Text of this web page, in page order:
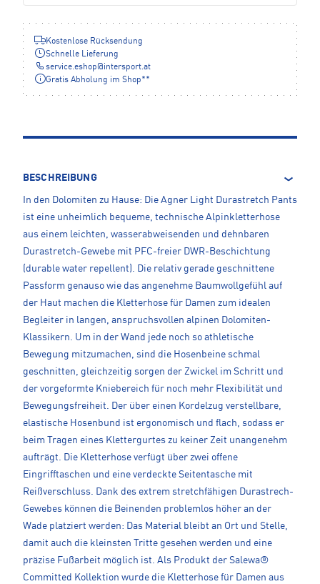
Kostenlose Rücksendung
Schnelle Lieferung
service.eshop@ intersport.at
Gratis Abholung im Shop**
BESCHREIBUNG
In den Dolomiten zu Hause: Die Agner Light Durastretch Pants
ist eine unheimlich bequeme, technische Alpinkletterhose
aus einem leichten, wasserabweisenden und dehnbaren
Durastretch-Gewebe mit PFC-freier DWR-Beschichtung
(durable water repellent). Die relativ gerade geschnittene
Passform genauso wie das angenehme Baumwollgefühl auf
der Haut machen die Kletterhose für Damen zum idealen
Begleiter in langen, anspruchsvollen alpinen Dolomiten-
Klassikern. Um in der Wand jede noch so athletische
Bewegung mitzumachen, sind die Hosenbeine schmal
geschnitten, gleichzeitig sorgen der Zwickel im Schritt und
der vorgeformte Kniebereich für noch mehr Flexibilität und
Bewegungsfreiheit. Der über einen Kordelzug verstellbare,
elastische Hosenbund ist ergonomisch und flach, sodass er
beim Tragen eines Klettergurtes zu keiner Zeit unangenehm
aufträgt. Die Kletterhose verfügt über zwei offene
Eingrifftaschen und eine verdeckte Seitentasche mit
Reißverschluss. Dank des extrem stretchfähigen Durastrech-
Gewebes können die Beinenden problemlos höher an der
Wade platziert werden: Das Material bleibt an Ort und Stelle,
damit auch die kleinsten Tritte gesehen werden und eine
präzise Fußarbeit möglich ist. Als Produkt der Salewa®
Committed Kollektion wurde die Kletterhose für Damen aus